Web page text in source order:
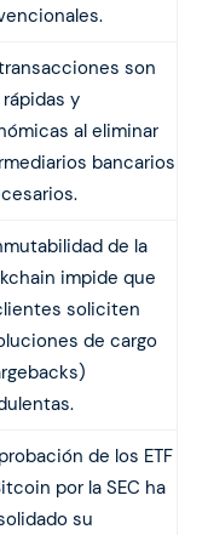
son
rápidas y
al eliminar
bancarios
de la
impide que
soliciten
de cargo
de los ETF
por la SEC ha
su